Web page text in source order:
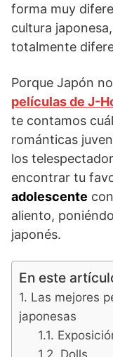
forma muy
cultura
totalmente
Porque Japón
películas de J-
te contamos
románticas
los
encontrar tu
adolescente
aliento,
japonés.
En este
Las mejores
japonesas
Dolls